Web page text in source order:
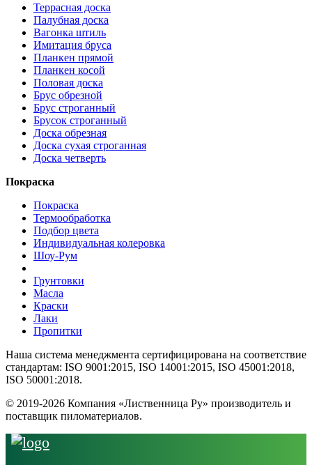
Террасная доска
Палубная доска
Вагонка штиль
Имитация бруса
Планкен прямой
Планкен косой
Половая доска
Брус обрезной
Брус строганный
Брусок строганный
Доска обрезная
Доска сухая строганная
Доска четверть
Покраска
Покраска
Термообработка
Подбор цвета
Индивидуальная колеровка
Шоу-Рум
Грунтовки
Масла
Краски
Лаки
Пропитки
Наша система менеджмента сертифицирована на соответствие
стандартам: ISO 9001:2015, ISO 14001:2015, ISO 45001:2018,
ISO 50001:2018.
© 2019-2026 Компания «Лиственница Ру» производитель и
поставщик пиломатериалов.